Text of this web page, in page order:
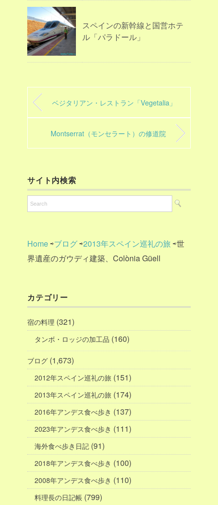
スペインの新幹線と国営ホテ
ル「パラドール」
ベジタリアン・レストラン「Vegetalia」
Montserrat（モンセラート）の修道院
サイト内検索
Home⇨ブログ⇨2013年スペイン巡礼の旅 ⇨世
界遺産のガウディ建築、Colònia Güell
カテゴリー
宿の料理 (321)
タンボ・ロッジの加工品 (160)
ブログ (1,673)
2012年スペイン巡礼の旅 (151)
2013年スペイン巡礼の旅 (174)
2016年アンデス食べ歩き (137)
2023年アンデス食べ歩き (111)
海外食べ歩き日記 (91)
2018年アンデス食べ歩き (100)
2008年アンデス食べ歩き (110)
料理長の日記帳 (799)